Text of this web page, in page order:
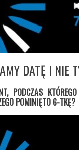
DATĘ I NIE
PODCZAS
POMINIĘTO 6-TKĘ?